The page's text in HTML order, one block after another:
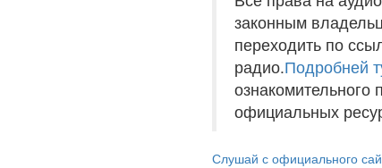
законным
переходить по
радио.Подробней
официальных
Слушай с официального